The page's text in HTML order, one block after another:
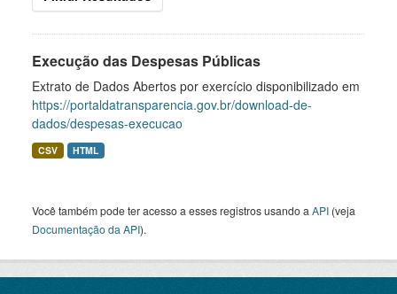
Execução das Despesas Públicas
Extrato de Dados Abertos por exercício disponibilizado em
https://portaldatransparencia.gov.br/download-de-
dados/despesas-execucao
CSV HTML
Você também pode ter acesso a esses registros usando a API (veja
Documentação da API).